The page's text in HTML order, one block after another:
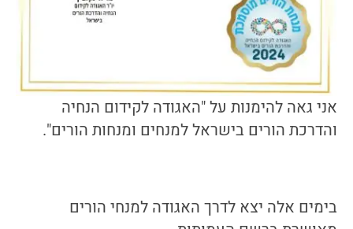
אני גאה להימנות על "האגודה לקידום הנחיה
והדרכת הורים בישראל למנחים ומנחות הורים".
בימים אלה יצא לדרך האגודה למנחי הורים